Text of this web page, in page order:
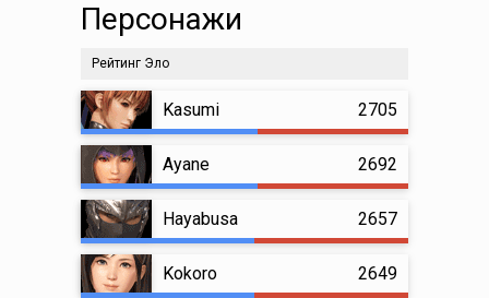
Персонажи
Рейтинг Эло
Kasumi 2705
Ayane 2692
Hayabusa 2657
Kokoro 2649